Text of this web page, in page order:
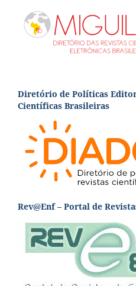
Diretório de Políticas
Científicas Brasileiras
Rev@Enf – Portal de